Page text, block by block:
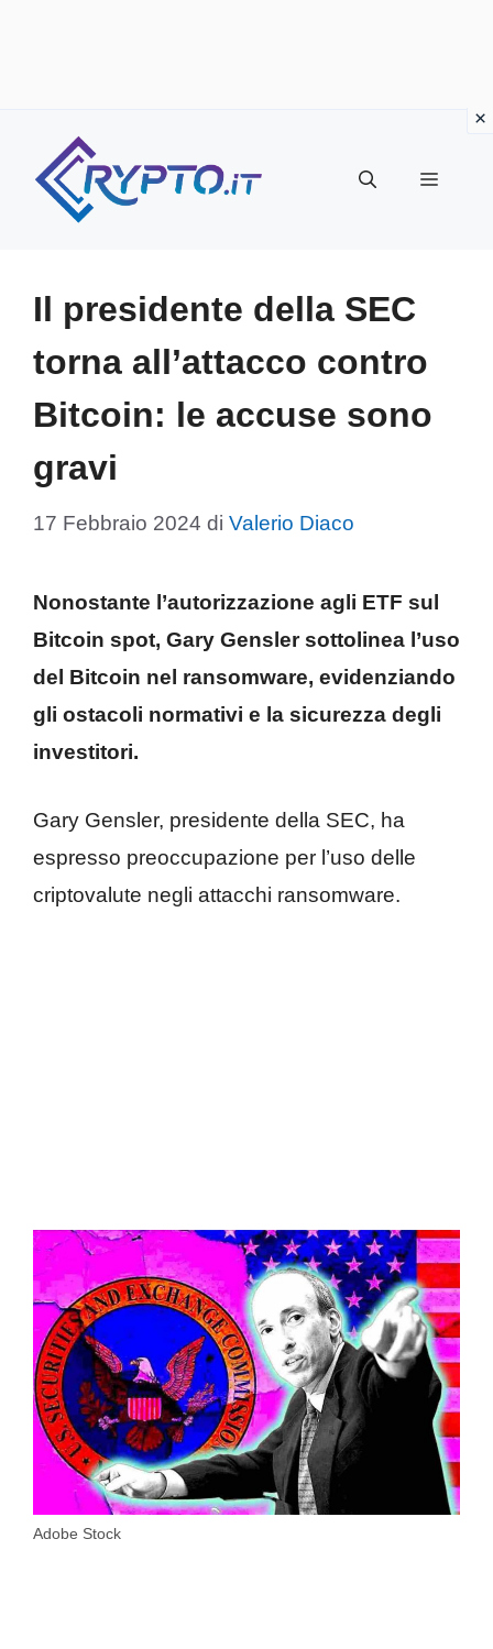
contenuto
Menu
Il presidente della SEC
torna all’attacco contro
Bitcoin: le accuse sono
gravi
17 Febbraio 2024 di Valerio Diaco
Nonostante l’autorizzazione agli ETF sul
Bitcoin spot, Gary Gensler sottolinea l’uso
del Bitcoin nel ransomware, evidenziando
gli ostacoli normativi e la sicurezza degli
investitori.
Gary Gensler, presidente della SEC, ha
espresso preoccupazione per l’uso delle
criptovalute negli attacchi ransomware.
Adobe Stock